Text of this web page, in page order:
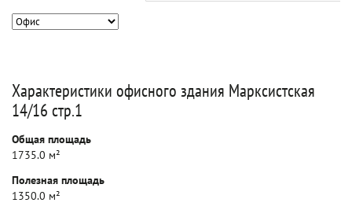
Характеристики офисного здания Марксистская
14/16 стр.1
Общая площадь
1735.0 м²
Полезная площадь
1350.0 м²